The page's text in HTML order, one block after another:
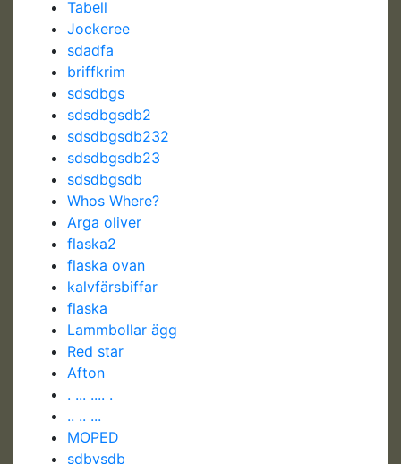
Tabell
Jockeree
sdadfa
briffkrim
sdsdbgs
sdsdbgsdb2
sdsdbgsdb232
sdsdbgsdb23
sdsdbgsdb
Whos Where?
Arga oliver
flaska2
flaska ovan
kalvfärsbiffar
flaska
Lammbollar ägg
Red star
Afton
. ... .... .
.. .. ...
MOPED
sdbvsdb